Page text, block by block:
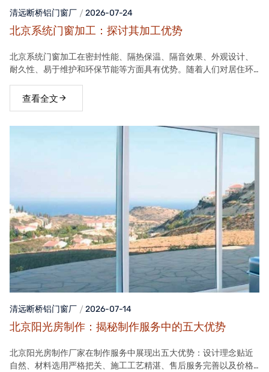
清远断桥铝门窗厂 2026-07-24
北京系统门窗加工：探讨其加工优势
北京系统门窗加工在密封性能、隔热保温、隔音效果、外观设计、
耐久性、易于维护和环保节能等方面具有优势。随着人们对居住环
位。查看全文
清远断桥铝门窗厂 2026-07-14
北京阳光房制作：揭秘制作服务中的五大优势
北京阳光房制作厂家在制作服务中展现出五大优势：设计理念贴近
自然、材料选用严格把关、施工工艺精湛、售后服务完善以及价格